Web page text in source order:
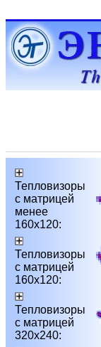
Тепловизоры
с матрицей
менее
160х120:
Тепловизоры
с матрицей
160х120:
Тепловизоры
с матрицей
320х240: